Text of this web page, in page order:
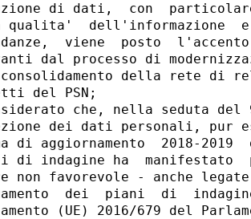
di dati,  con
qualita'  dell'informazione
viene  posto
dal processo di
della rete di
del PSN;
che, nella seduta del
dei dati personali, pur
di aggiornamento  2018-
di indagine ha
non favorevole - anche
dei  piani  di
(UE) 2016/679 del